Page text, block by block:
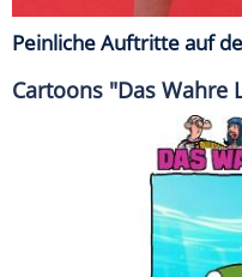
Peinliche Auftritte auf
Cartoons "Das Wahre